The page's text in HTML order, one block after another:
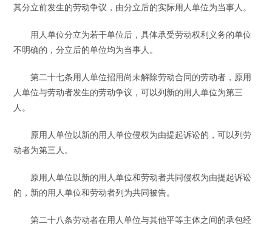
其分立前发生的劳动争议，由分立后的实际用人单位为当事人。
用人单位分立为若干单位后，具体承受劳动权利义务的单位
不明确的，分立后的单位均为当事人。
第二十七条用人单位招用尚未解除劳动合同的劳动者，原用
人单位与劳动者发生的劳动争议，可以列新的用人单位为第三
人。
原用人单位以新的用人单位侵权为由提起诉讼的，可以列劳
动者为第三人。
原用人单位以新的用人单位和劳动者共同侵权为由提起诉讼
的，新的用人单位和劳动者列为共同被告。
第二十八条劳动者在用人单位与其他平等主体之间的承包经